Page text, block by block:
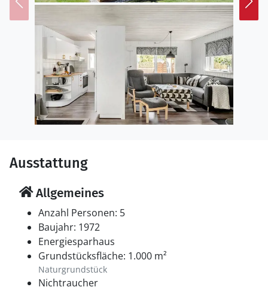
Windsurfen oder Stand-Up-Paddling. Für diejenigen,
die es lieber ruhiger angehen lassen, sind lange
Strandspaziergänge oder Fahrradtouren entlang der
Ausstattung
Allgemeines
Anzahl Personen: 5
Baujahr: 1972
Energiesparhaus
Grundstücksfläche: 1.000 m²
Naturgrundstück
Nichtraucher